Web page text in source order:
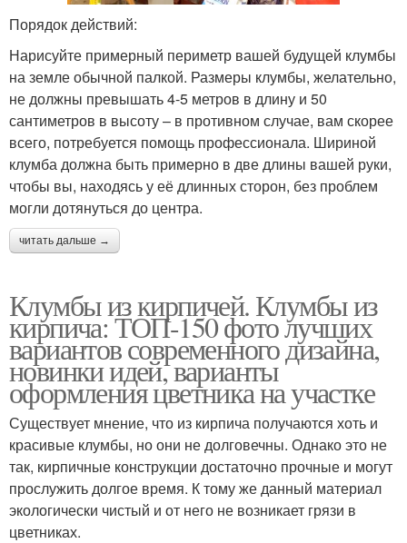
Порядок действий:
Нарисуйте примерный периметр вашей будущей клумбы
на земле обычной палкой. Размеры клумбы, желательно,
не должны превышать 4-5 метров в длину и 50
сантиметров в высоту – в противном случае, вам скорее
всего, потребуется помощь профессионала. Шириной
клумба должна быть примерно в две длины вашей руки,
чтобы вы, находясь у её длинных сторон, без проблем
могли дотянуться до центра.
читать дальше →
Клумбы из кирпичей. Клумбы из
кирпича: ТОП-150 фото лучших
вариантов современного дизайна,
новинки идей, варианты
оформления цветника на участке
Существует мнение, что из кирпича получаются хоть и
красивые клумбы, но они не долговечны. Однако это не
так, кирпичные конструкции достаточно прочные и могут
прослужить долгое время. К тому же данный материал
экологически чистый и от него не возникает грязи в
цветниках.